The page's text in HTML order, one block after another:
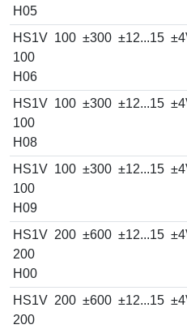
H05
HS1V
100
H06
100 ±300 ±12...15
HS1V
100
H08
100 ±300 ±12...15
HS1V
100
H09
100 ±300 ±12...15
HS1V
200
H00
200 ±600 ±12...15
HS1V
200
200 ±600 ±12...15